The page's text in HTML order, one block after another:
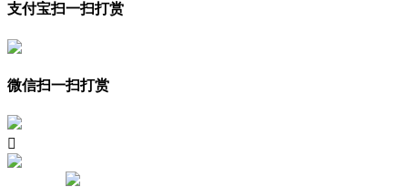
支付宝扫一扫打赏
微信扫一扫打赏
